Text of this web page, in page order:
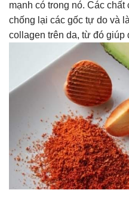
mạnh có trong nó. Các
chống lại các gốc tự do và
collagen trên da, từ đó giúp